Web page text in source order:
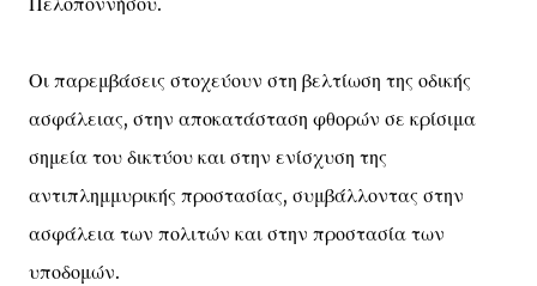
Οι παρεμβάσεις στοχεύουν στη βελτίωση της οδικής
ασφάλειας, στην αποκατάσταση φθορών σε κρίσιμα
σημεία του δικτύου και στην ενίσχυση της
αντιπλημμυρικής προστασίας, συμβάλλοντας στην
ασφάλεια των πολιτών και στην προστασία των
υποδομών.